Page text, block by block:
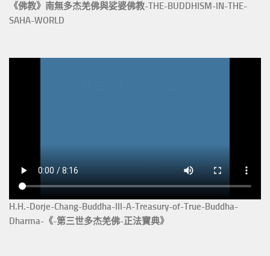
《佛教》南無多杰羌佛與娑婆佛教-THE-BUDDHISM-IN-THE-
SAHA-WORLD
H.H.-Dorje-Chang-Buddha-III-A-Treasury-of-True-Buddha-
Dharma-《-第三世多杰羌佛-正法寶典》